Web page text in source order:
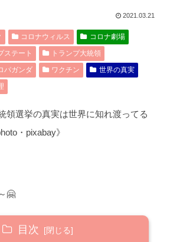
2021.03.21
コロナウィルス
コロナ劇場
ステート
トランプ大統領
パガンダ ワクチン
世界の真実
領選挙の真実は世界に知れ渡ってる
・pixabay》
🤗
目次